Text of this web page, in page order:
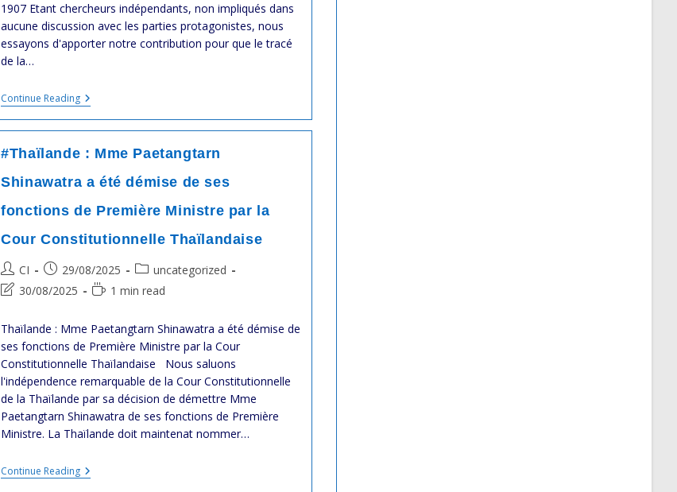
1907 Etant chercheurs indépendants, non impliqués dans
aucune discussion avec les parties protagonistes, nous
essayons d'apporter notre contribution pour que le tracé
de la…
Continue Readingខ្សែ
បន្ទាត់
ព្រំដែន
ថៃ
យោង
អនុ
ឆ្នាំ
និង
សញ្ញា
ឆ្នាំ
1907
De
La
Frontière
Entre
Le
Cambodge
Et
La
Thaïlande
Selon
Convention
De
#Thaïlande : Mme Paetangtarn
Shinawatra a été démise de ses
fonctions de Première Ministre par la
Cour Constitutionnelle Thaïlandaise
Post
author:
CI
Post
published:
29/08/2025
Post
category:
uncategorized
Post
modified:
30/08/2025
Reading1 min read
Thaïlande : Mme Paetangtarn Shinawatra a été démise de
ses fonctions de Première Ministre par la Cour
Constitutionnelle Thaïlandaise Nous saluons
l'indépendence remarquable de la Cour Constitutionnelle
de la Thaïlande par sa décision de démettre Mme
Paetangtarn Shinawatra de ses fonctions de Première
Ministre. La Thaïlande doit maintenat nommer…
Continue Reading#Thaïlande
: